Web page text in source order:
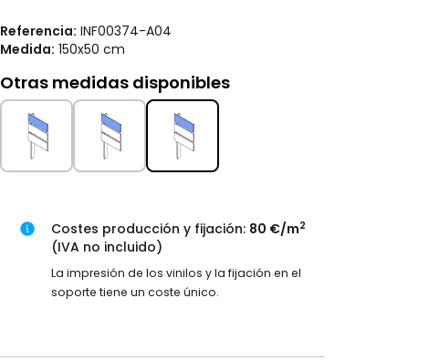
Referencia: INF00374-A04
Medida: 150x50 cm
Otras medidas disponibles
Costes producción y fijación: 80 €/m2
(IVA no incluido)
La impresión de los vinilos y la fijación en el
soporte tiene un coste único.